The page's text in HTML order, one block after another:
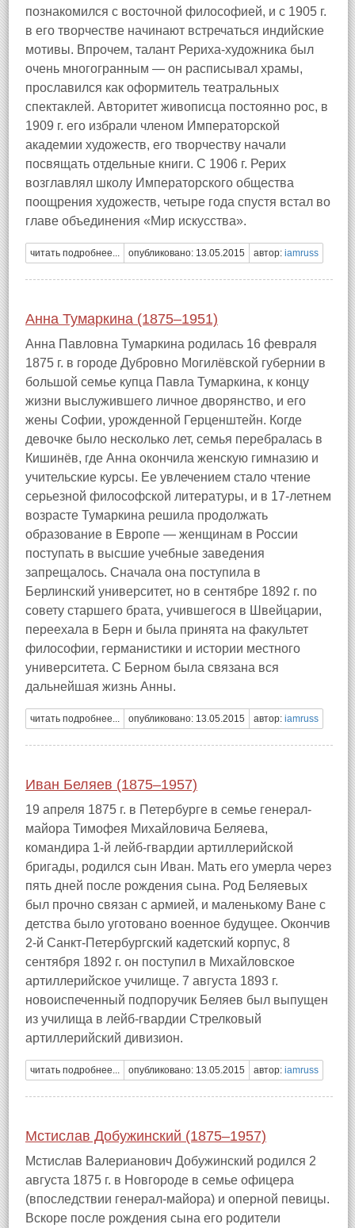
познакомился с восточной философией, и с 1905 г.
в его творчестве начинают встречаться индийские
мотивы. Впрочем, талант Рериха-художника был
очень многогранным — он расписывал храмы,
прославился как оформитель театральных
спектаклей. Авторитет живописца постоянно рос, в
1909 г. его избрали членом Императорской
академии художеств, его творчеству начали
посвящать отдельные книги. С 1906 г. Рерих
возглавлял школу Императорского общества
поощрения художеств, четыре года спустя встал во
главе объединения «Мир искусства».
читать подробнее... опубликовано: 13.05.2015 автор: iamruss
Анна Тумаркина (1875–1951)
Анна Павловна Тумаркина родилась 16 февраля
1875 г. в городе Дубровно Могилёвской губернии в
большой семье купца Павла Тумаркина, к концу
жизни выслужившего личное дворянство, и его
жены Софии, урожденной Герценштейн. Когде
девочке было несколько лет, семья перебралась в
Кишинёв, где Анна окончила женскую гимназию и
учительские курсы. Ее увлечением стало чтение
серьезной философской литературы, и в 17-летнем
возрасте Тумаркина решила продолжать
образование в Европе — женщинам в России
поступать в высшие учебные заведения
запрещалось. Сначала она поступила в
Берлинский университет, но в сентябре 1892 г. по
совету старшего брата, учившегося в Швейцарии,
переехала в Берн и была принята на факультет
философии, германистики и истории местного
университета. С Берном была связана вся
дальнейшая жизнь Анны.
читать подробнее... опубликовано: 13.05.2015 автор: iamruss
Иван Беляев (1875–1957)
19 апреля 1875 г. в Петербурге в семье генерал-
майора Тимофея Михайловича Беляева,
командира 1-й лейб-гвардии артиллерийской
бригады, родился сын Иван. Мать его умерла через
пять дней после рождения сына. Род Беляевых
был прочно связан с армией, и маленькому Ване с
детства было уготовано военное будущее. Окончив
2-й Санкт-Петербургский кадетский корпус, 8
сентября 1892 г. он поступил в Михайловское
артиллерийское училище. 7 августа 1893 г.
новоиспеченный подпоручик Беляев был выпущен
из училища в лейб-гвардии Стрелковый
артиллерийский дивизион.
читать подробнее... опубликовано: 13.05.2015 автор: iamruss
Мстислав Добужинский (1875–1957)
Мстислав Валерианович Добужинский родился 2
августа 1875 г. в Новгороде в семье офицера
(впоследствии генерал-майора) и оперной певицы.
Вскоре после рождения сына его родители